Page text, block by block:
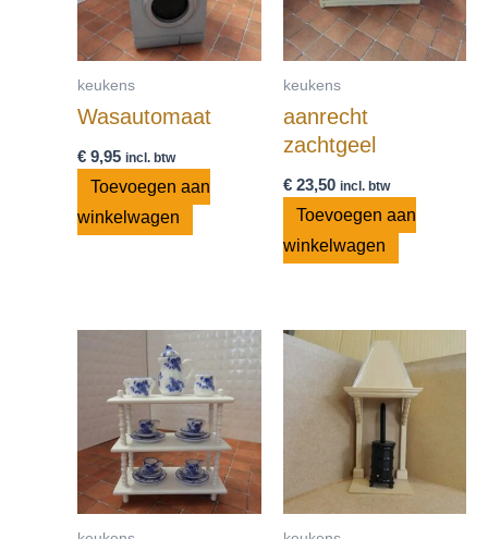
keukens
Wasautomaat
€ 9,95 incl. btw
Toevoegen aan
winkelwagen
keukens
aanrecht
zachtgeel
€23,50 incl. btw
Toevoegen aan
winkelwagen